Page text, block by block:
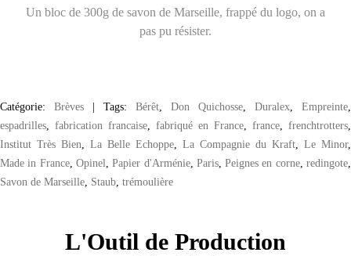
Un bloc de 300g de savon de Marseille, frappé du logo, on a
pas pu résister.
Catégorie: Brèves | Tags: Bérêt Don Quichosse Duralex Empreinte
espadrilles
fabrication francaise fabriqué en France france frenchtrotters
Institut Très Bien
La Belle Echoppe La Compagnie du Kraft Le Minor,
Made in France, Opinel ,Papier d'Arménie, Paris,Peignes en corne,redingote
Savon de Marseille Staub trémoulière
L'Outil de Production